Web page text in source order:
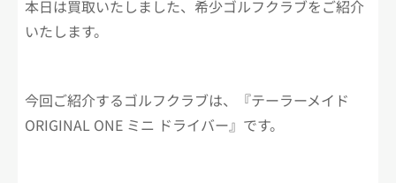
本日は買取いたしました、希少ゴルフクラブをご紹介
いたします。
今回ご紹介するゴルフクラブは、『テーラーメイド
ORIGINAL ONE ミニ ドライバー』です。